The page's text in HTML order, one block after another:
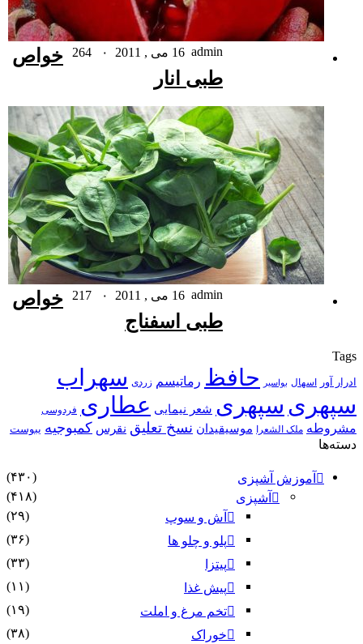
admin 16 می , 2011 ۰ 264
خواص
طبی انار
admin 16 می , 2011 ۰ 217
خواص
طبی اسفناج
آور اسهال بواسیر حافظ رماتیسم زردی سهراب
سپهری شعر نیمایی عطاری فردوسی
ملک الشعرا موسیقیدان نسخ تعلیق نقرس کمبوجیه یبوست
آموزش آشپزی
آشپزی
آش و سوپ
پلو و چلو ها
پیتزا
پیش غذا
تخم مرغ و املت
خوراک